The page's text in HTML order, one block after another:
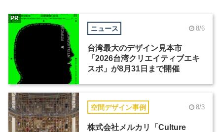
ニュース 8/6
台湾最大のデザイン見本市
「2026台湾クリエイティブエキ
スポ」が8月31日まで開催
PR
空間デザイン事例 8/3
株式会社メルカリ「Culture